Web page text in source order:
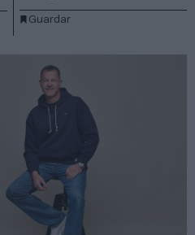
Guardar